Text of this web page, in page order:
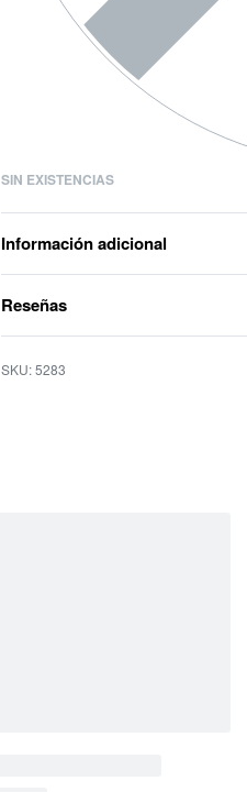
SIN EXISTENCIAS
Información adicional
Reseñas
5283